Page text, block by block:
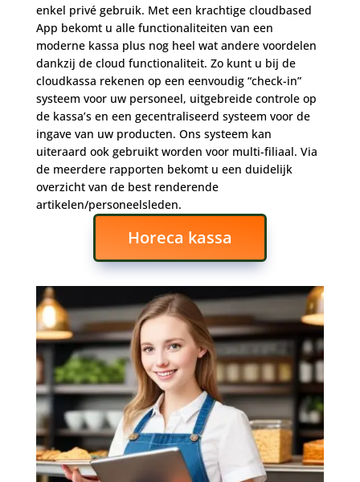
enkel privé gebruik. Met een krachtige cloudbased
App bekomt u alle functionaliteiten van een
moderne kassa plus nog heel wat andere voordelen
dankzij de cloud functionaliteit. Zo kunt u bij de
cloudkassa rekenen op een eenvoudig “check-in”
systeem voor uw personeel, uitgebreide controle op
de kassa’s en een gecentraliseerd systeem voor de
ingave van uw producten. Ons systeem kan
uiteraard ook gebruikt worden voor multi-filiaal. Via
de meerdere rapporten bekomt u een duidelijk
overzicht van de best renderende
artikelen/personeelsleden.
Horeca kassa